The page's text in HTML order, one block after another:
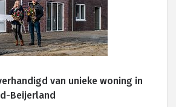
van unieke woning in
Beijerland